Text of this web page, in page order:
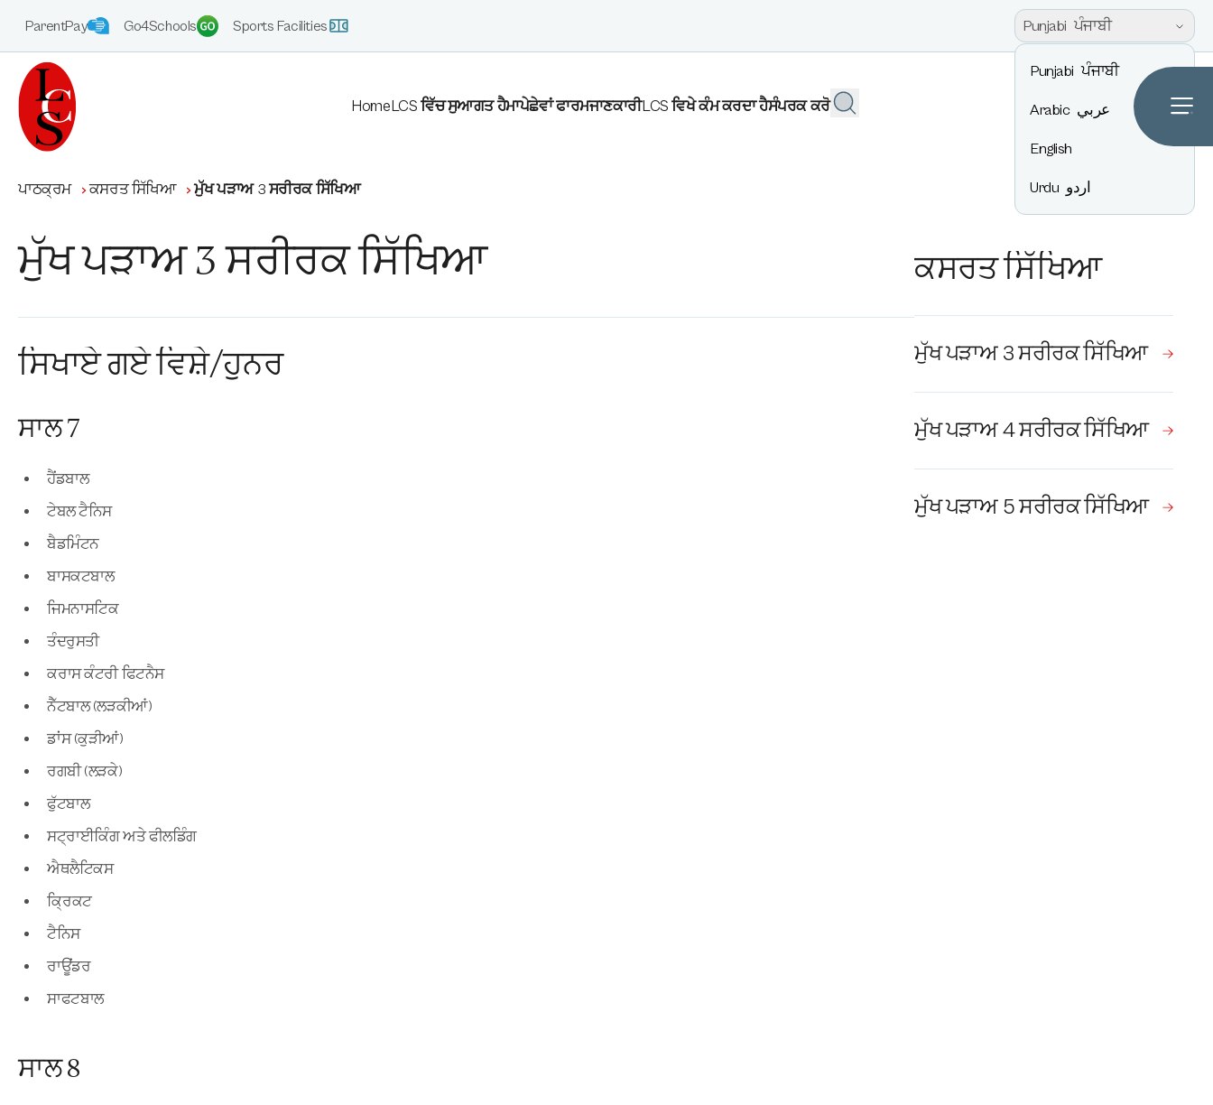
ParentPay Go4Schools Sports Facilities Punjabi ਪੰਜਾਬੀ
Punjabi ਪੰਜਾਬੀ
Arabic عربي
English
Urdu اردو
HomeLCS ਵਿੱਚ ਸੁਆਗਤ ਹੈਮਾਪੇਛੇਵਾਂ ਫਾਰਮਜਾਣਕਾਰੀLCS ਵਿਖੇ ਕੰਮ ਕਰਦਾ ਹੈਸੰਪਰਕ ਕਰੋ
ਪਾਠਕ੍ਰਮ ਕਸਰਤ ਸਿੱਖਿਆ ਮੁੱਖ ਪੜਾਅ 3 ਸਰੀਰਕ ਸਿੱਖਿਆ
ਮੁੱਖ ਪੜਾਅ 3 ਸਰੀਰਕ ਸਿੱਖਿਆ
ਸਿਖਾਏ ਗਏ ਵਿਸ਼ੇ/ਹੁਨਰ
ਸਾਲ 7
ਹੈਂਡਬਾਲ
ਟੇਬਲ ਟੈਨਿਸ
ਬੈਡਮਿੰਟਨ
ਬਾਸਕਟਬਾਲ
ਜਿਮਨਾਸਟਿਕ
ਤੰਦਰੁਸਤੀ
ਕਰਾਸ ਕੰਟਰੀ ਫਿਟਨੈਸ
ਨੈੱਟਬਾਲ (ਲੜਕੀਆਂ)
ਡਾਂਸ (ਕੁੜੀਆਂ)
ਰਗਬੀ (ਲੜਕੇ)
ਫੁੱਟਬਾਲ
ਸਟ੍ਰਾਈਕਿੰਗ ਅਤੇ ਫੀਲਡਿੰਗ
ਐਥਲੈਟਿਕਸ
ਕ੍ਰਿਕਟ
ਟੈਨਿਸ
ਰਾਊਂਡਰ
ਸਾਫਟਬਾਲ
ਸਾਲ 8
ਕਸਰਤ ਸਿੱਖਿਆ
ਮੁੱਖ ਪੜਾਅ 3 ਸਰੀਰਕ ਸਿੱਖਿਆ
ਮੁੱਖ ਪੜਾਅ 4 ਸਰੀਰਕ ਸਿੱਖਿਆ
ਮੁੱਖ ਪੜਾਅ 5 ਸਰੀਰਕ ਸਿੱਖਿਆ